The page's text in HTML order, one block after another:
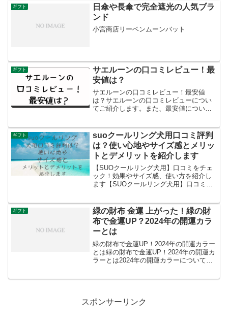
は、一般的にNGなギフトや、ママたちが
喜ぶであろうアイテム...
ギフト
日傘や長傘で完全遮光の人気ブラ
ンド
小宮商店リーベンムーンバット
ギフト
サエルーンの口コミレビュー！最
安値は？
サエルーンの口コミレビュー！最安値
は？サエルーンの口コミレビューについ
てご紹介します。また、最安値について
メントで、多くの方に利用されていま
す。では、実際のユーザーはサ...
ギフト
suoクールリング犬用口コミ評判
は？使い心地やサイズ感とメリッ
トとデメリットを紹介します
【SUOクールリング犬用】口コミをチェ
ック！効果やサイズ感、使い方を紹介し
ます【SUOクールリング犬用】口コミを
車のエアコンでも冷え冷えになる、スト
ックしています色が...
ギフト
緑の財布 金運 上がった！緑の財
布で金運UP？2024年の開運カラ
ーとは
緑の財布で金運UP！2024年の開運カラー
とは緑の財布で金運UP！2024年の開運カ
ラーとは2024年の開運カラーについての
スポンサーリンク